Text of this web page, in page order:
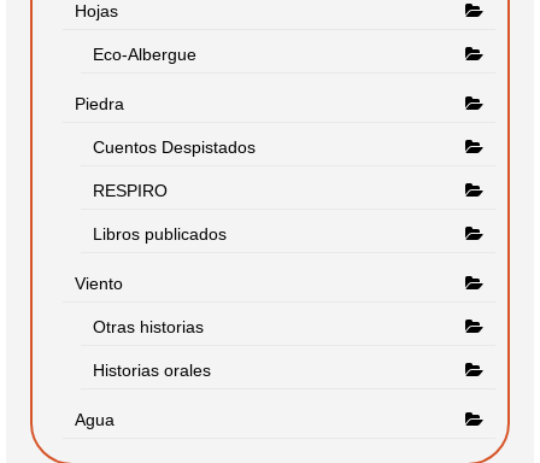
Hojas
Eco-Albergue
Piedra
Cuentos Despistados
RESPIRO
Libros publicados
Viento
Otras historias
Historias orales
Agua